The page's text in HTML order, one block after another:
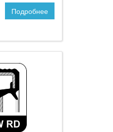
Подробнее